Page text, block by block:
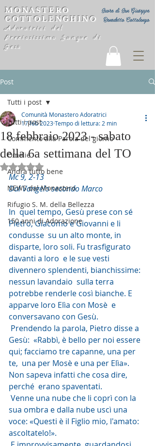
Suore di San Giuseppe
Benedetto Cottolengo
MONASTERO
COTTOLENGHINO
Adoratrici del
Preziosissimo Sangue di
Gesù
Post
Tutti i post
Commento alla Parola del giorno
Omelie
Andrà tutto bene
NEWS dal Monastero
Rifugio S. M. della Bellezza
150 anni di Adorazione
Tutti i post
18 febbraio 2023 - sabato
della 6a settimana del TO
Comunità Monastero Adoratrici
17 feb 2023Tempo di lettura: 2 min
Valutazione NaN stelle su 5.
Mc 9, 2-13
Dal Vangelo secondo Marco
In  quel tempo, Gesù prese con sé
Pietro, Giacomo e Giovanni e li
condusse  su un alto monte, in
disparte, loro soli. Fu trasfigurato
davanti a loro  e le sue vesti
divennero splendenti, bianchissime:
nessun lavandaio  sulla terra
potrebbe renderle così bianche. E
apparve loro Elìa con Mosè  e
conversavano con Gesù.
Gesù:  «Rabbì, è bello per noi essere
qui; facciamo tre capanne, una per
te,  una per Mosè e una per Elìa».
Non sapeva infatti che cosa dire,
perché  erano spaventati.
sua ombra e dalla nube uscì una
voce: «Questi è il Figlio mio, l'amato:
ascoltatelo!».